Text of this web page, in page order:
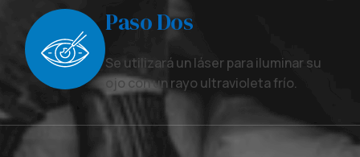
Paso Dos
Se utilizará un láser para iluminar su
ojo con un rayo ultravioleta frío.